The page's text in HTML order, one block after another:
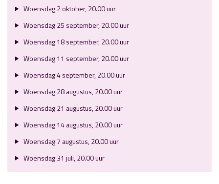
Woensdag 2 oktober, 20.00 uur
Woensdag 25 september, 20.00 uur
Woensdag 18 september, 20.00 uur
Woensdag 11 september, 20.00 uur
Woensdag 4 september, 20.00 uur
Woensdag 28 augustus, 20.00 uur
Woensdag 21 augustus, 20.00 uur
Woensdag 14 augustus, 20.00 uur
Woensdag 7 augustus, 20.00 uur
Woensdag 31 juli, 20.00 uur